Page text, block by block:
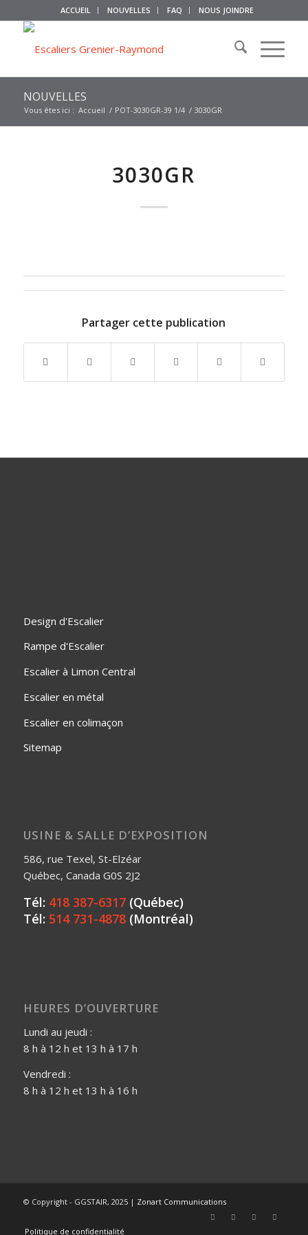
ACCUEIL NOUVELLES FAQ NOUS JOINDRE
NOUVELLES
Vous êtes ici : Accueil / POT-3030GR-39 1/4 / 3030GR
3030GR
Partager cette publication
Design d'Escalier
Rampe d'Escalier
Escalier à Limon Central
Escalier en métal
Escalier en colimaçon
Sitemap
USINE & SALLE D’EXPOSITION
586, rue Texel, St-Elzéar
Québec, Canada G0S 2J2
Tél: 418 387-6317(Québec)
Tél: 514 731-4878(Montréal)
HEURES D’OUVERTURE
Lundi au jeudi :
8 h à 12 h et 13 h à 17 h
Vendredi :
8 h à 12 h et 13 h à 16 h
© Copyright - GGSTAIR, 2025 | Zonart Communications
Politique de confidentialité